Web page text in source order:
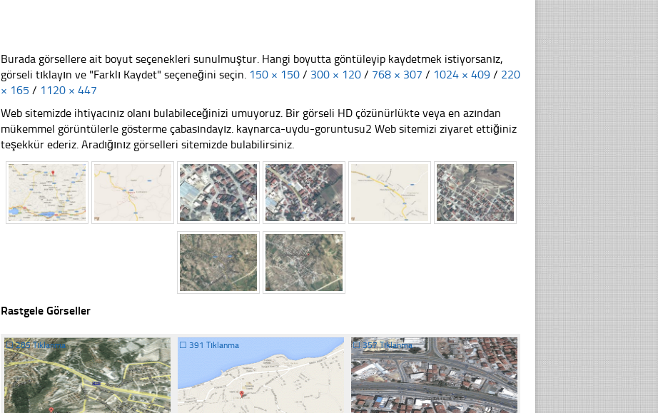
Burada görsellere ait boyut seçenekleri sunulmuştur. Hangi boyutta göntüleyip kaydetmek istiyorsanız,
görseli tıklayın ve "Farklı Kaydet" seçeneğini seçin. 150 × 150 / 300 × 120 / 768 × 307 / 1024 × 409 / 220
× 165 / 1120 × 447
Web sitemizde ihtiyacınız olanı bulabileceğinizi umuyoruz. Bir görseli HD çözünürlükte veya en azından
mükemmel görüntülerle gösterme çabasındayız. kaynarca-uydu-goruntusu2 Web sitemizi ziyaret ettiğiniz
teşekkür ederiz. Aradığınız görselleri sitemizde bulabilirsiniz.
Rastgele Görseller
☐285 Tıklanma ☐ 391 Tıklanma ☐357 Tıklanma